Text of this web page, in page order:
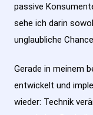
passive
sehe ich darin
unglaubliche
Gerade in meinem
entwickelt und
wieder: Technik